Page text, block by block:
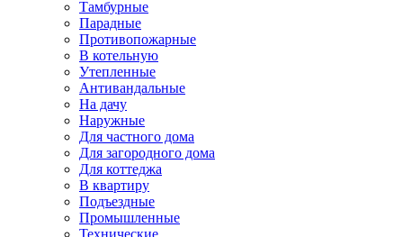
Тамбурные
Парадные
Противопожарные
В котельную
Утепленные
Антивандальные
На дачу
Наружные
Для частного дома
Для загородного дома
Для коттеджа
В квартиру
Подъездные
Промышленные